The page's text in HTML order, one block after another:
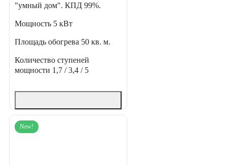
"умный дом". КПД 99%.
Мощность 5 кВт
Площадь обогрева 50 кв. м.
Количество ступеней
мощности 1,7 / 3,4 / 5
New!